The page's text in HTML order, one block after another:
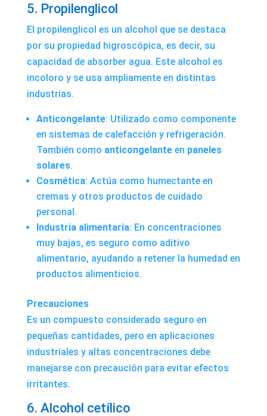
5. Propilenglicol
El propilenglicol es un alcohol que se destaca
por su propiedad higroscópica, es decir, su
capacidad de absorber agua. Este alcohol es
incoloro y se usa ampliamente en distintas
industrias.
Anticongelante: Utilizado como componente
en sistemas de calefacción y refrigeración.
También como anticongelanteen paneles
solares.
Cosmética: Actúa como humectante en
cremas y otros productos de cuidado
personal.
Industria alimentaria: En concentraciones
muy bajas, es seguro como aditivo
alimentario, ayudando a retener la humedad en
productos alimenticios.
Precauciones
Es un compuesto considerado seguro en
pequeñas cantidades, pero en aplicaciones
industriales y altas concentraciones debe
manejarse con precaución para evitar efectos
irritantes.
6. Alcohol cetílico